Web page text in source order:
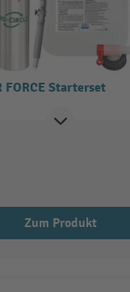
FORCE Starterset
Zum Produkt